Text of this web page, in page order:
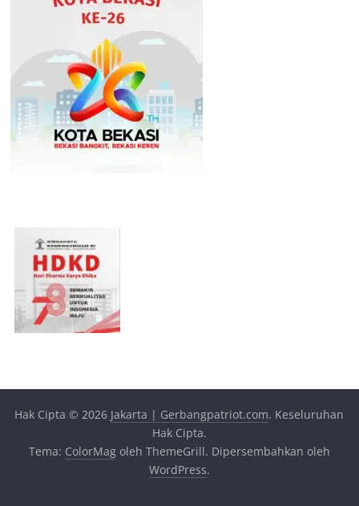
Hak Cipta © 2026 Jakarta | Gerbangpatriot.com. Keseluruhan
Hak Cipta.
Tema: ColorMagoleh ThemeGrill. Dipersembahkan oleh
WordPress.